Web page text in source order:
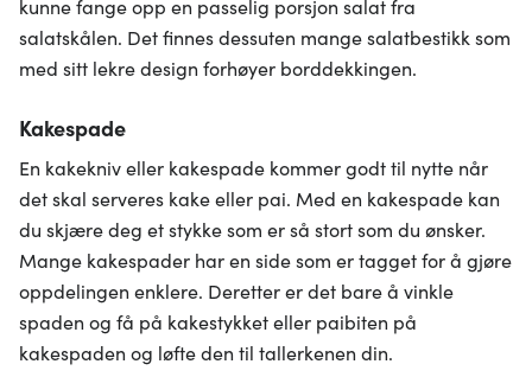
kunne fange opp en passelig porsjon salat fra
salatskålen. Det finnes dessuten mange salatbestikk som
med sitt lekre design forhøyer borddekkingen.
Kakespade
En kakekniv eller kakespade kommer godt til nytte når
det skal serveres kake eller pai. Med en kakespade kan
du skjære deg et stykke som er så stort som du ønsker.
Mange kakespader har en side som er tagget for å gjøre
oppdelingen enklere. Deretter er det bare å vinkle
spaden og få på kakestykket eller paibiten på
kakespaden og løfte den til tallerkenen din.